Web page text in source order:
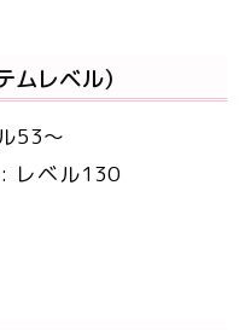
レベル）
53～
レベル130